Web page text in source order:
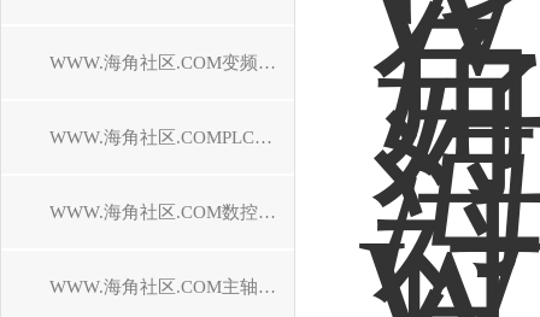
WWW.海角社区.COM变频器维修
WWW.海角社区.COMPLC模块维修
WWW.海角社区.COM数控系统维修
WWW.海角社区.COM主轴电机维修